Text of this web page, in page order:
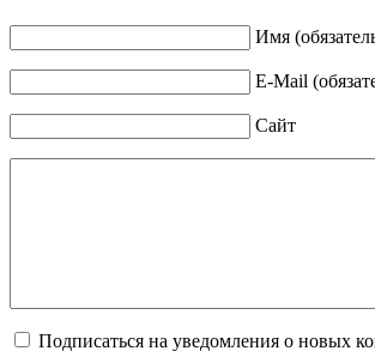
Имя
E-Mail
Сайт
Подписаться на уведомления о новых